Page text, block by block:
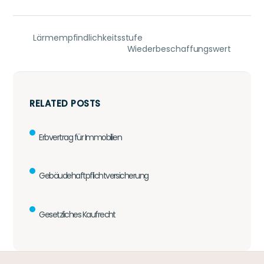
Lärmempfindlichkeitsstufe
Wiederbeschaffungswert
RELATED POSTS
Erbvertrag für Immobilien
Gebäudehaftpflichtversicherung
Gesetzliches Kaufrecht